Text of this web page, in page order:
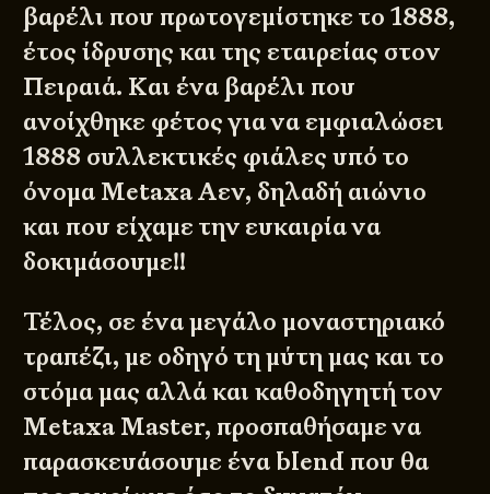
βαρέλι που πρωτογεμίστηκε το 1888,
έτος ίδρυσης και της εταιρείας στον
Πειραιά. Και ένα βαρέλι που
ανοίχθηκε φέτος για να εμφιαλώσει
1888 συλλεκτικές φιάλες υπό το
όνομα Metaxa Αεν, δηλαδή αιώνιο
και που είχαμε την ευκαιρία να
δοκιμάσουμε!!
Τέλος, σε ένα μεγάλο μοναστηριακό
τραπέζι, με οδηγό τη μύτη μας και το
στόμα μας αλλά και καθοδηγητή τον
Metaxa Master, προσπαθήσαμε να
παρασκευάσουμε ένα blend που θα